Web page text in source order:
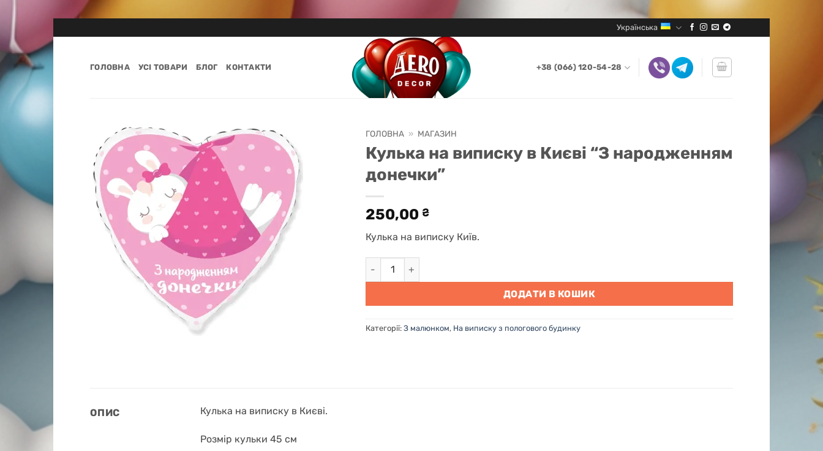
Українська
ГОЛОВНА УСІ ТОВАРИ БЛОГ КОНТАКТИ +38 (066) 120-54-28
ГОЛОВНА » МАГАЗИН
Кулька на виписку в Києві “З народженням
донечки”
250,00 ₴
Кулька на виписку Київ.
Кулька на виписку в Києві "З народженням донечки" кількість
ДОДАТИ В КОШИК
Категорії: З малюнком, На виписку з пологового будинку
ОПИС Кулька на виписку в Києві.
Розмір кульки 45 см